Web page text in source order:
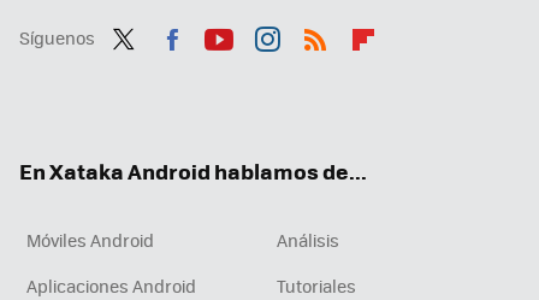
Síguenos
En Xataka Android hablamos de...
Móviles Android
Análisis
Aplicaciones Android
Tutoriales